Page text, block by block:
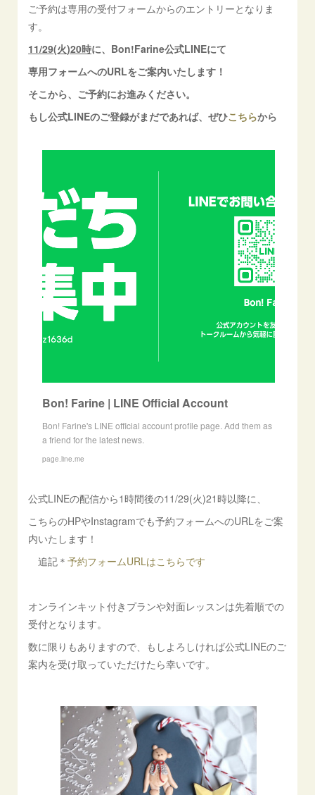
ご予約は専用の受付フォームからのエントリーとなりま
す。
11/29(火)20時に、Bon!Farine公式LINEにて
専用フォームへのURLをご案内いたします！
そこから、ご予約にお進みください。
もし公式LINEのご登録がまだであれば、ぜひこちらから
Bon! Farine | LINE Official Account
Bon! Farine's LINE official account profile page. Add them as
a friend for the latest news.
page.line.me
公式LINEの配信から1時間後の11/29(火)21時以降に、
こちらのHPやInstagramでも予約フォームへのURLをご案
内いたします！
追記＊予約フォームURLはこちらです
オンラインキット付きプランや対面レッスンは先着順での
受付となります。
数に限りもありますので、もしよろしければ公式LINEのご
案内を受け取っていただけたら幸いです。